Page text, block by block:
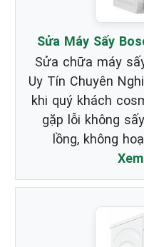
Sửa Máy Sấy
Sửa chữa máy
Uy Tín Chuyên
khi quý khách
gặp lỗi không
lồng, không